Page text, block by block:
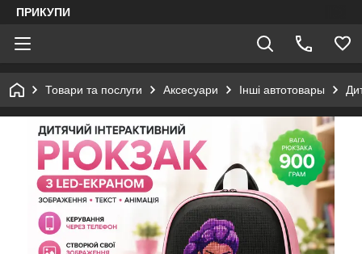
ПРИКУПИ
Товари та послуги Аксесуари Інші автотовары